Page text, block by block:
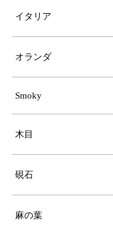
イタリア
オランダ
Smoky
木目
硯石
麻の葉